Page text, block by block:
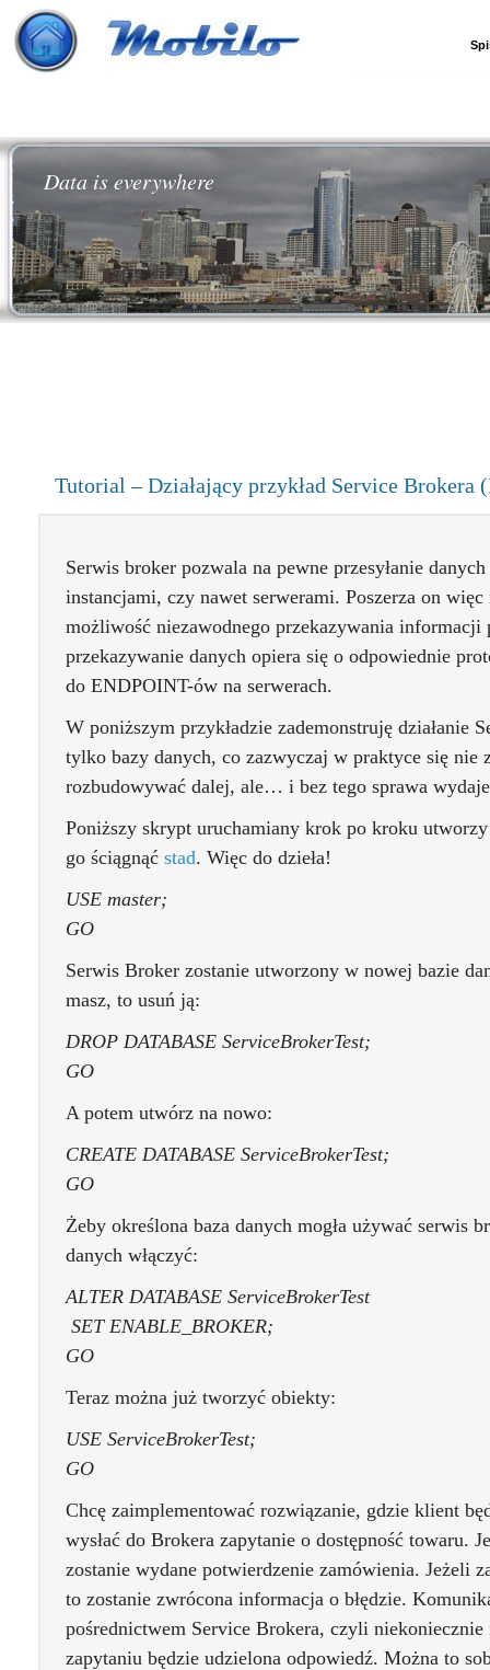
Data is everywhere
Tutorial – Działający przykład Service Brokera
Serwis broker pozwala na pewne przesyłanie
instancjami, czy nawet serwerami. Poszerza on
możliwość niezawodnego przekazywania informacji
przekazywanie danych opiera się o odpowiednie
do ENDPOINT-ów na serwerach.
W poniższym przykładzie zademonstruję działanie
tylko bazy danych, co zazwyczaj w praktyce się nie
rozbudowywać dalej, ale… i bez tego sprawa
Poniższy skrypt uruchamiany krok po kroku
go ściągnąć stad. Więc do dzieła!
USE master;
GO
Serwis Broker zostanie utworzony w nowej bazie
masz, to usuń ją:
DROP DATABASE ServiceBrokerTest;
GO
A potem utwórz na nowo:
CREATE DATABASE ServiceBrokerTest;
GO
Żeby określona baza danych mogła używać serwis
danych włączyć:
ALTER DATABASE ServiceBrokerTest
SET ENABLE_BROKER;
GO
Teraz można już tworzyć obiekty:
USE ServiceBrokerTest;
GO
Chcę zaimplementować rozwiązanie, gdzie klient
wysłać do Brokera zapytanie o dostępność towaru.
zostanie wydane potwierdzenie zamówienia. Jeżeli
to zostanie zwrócona informacja o błędzie.
pośrednictwem Service Brokera, czyli
zapytaniu będzie udzielona odpowiedź. Można to